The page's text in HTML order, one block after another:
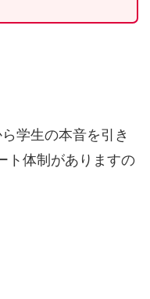
学生の本音を引き
ト体制がありますの